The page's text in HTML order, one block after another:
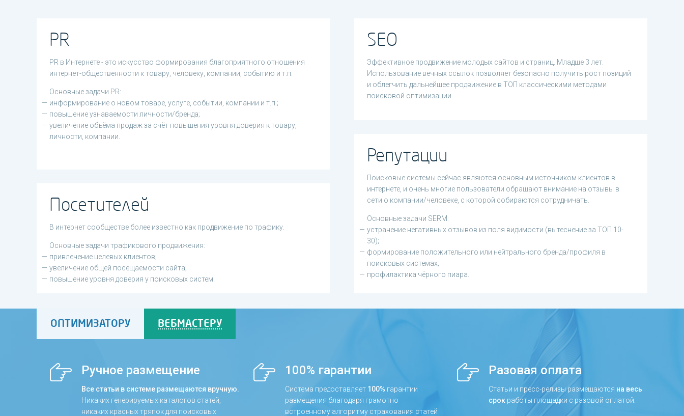
PR
PR в Интернете - это искусство формирования благоприятного отношения
интернет-общественности к товару, человеку, компании, событию и т.п.
Основные задачи PR:
информирование о новом товаре, услуге, событии, компании и т.п.;
повышение узнаваемости личности/бренда;
увеличение объёма продаж за счёт повышения уровня доверия к товару,
личности, компании.
SEO
Эффективное продвижение молодых сайтов и страниц. Младше 3 лет.
Использование вечных ссылок позволяет безопасно получить рост позиций
и облегчить дальнейшее продвижение в ТОП классическими методами
поисковой оптимизации.
Посетителей
В интернет сообществе более известно как продвижение по трафику.
Основные задачи трафикового продвижения:
привлечение целевых клиентов;
увеличение общей посещаемости сайта;
повышение уровня доверия у поисковых систем.
Репутации
Поисковые системы сейчас являются основным источником клиентов в
интернете, и очень многие пользователи обращают внимание на отзывы в
сети о компании/человеке, с которой собираются сотрудничать.
Основные задачи SERM:
устранение негативных отзывов из поля видимости (вытеснение за ТОП 10-
30);
формирование положительного или нейтрального бренда/профиля в
поисковых системах;
профилактика чёрного пиара.
ОПТИМИЗАТОРУ ВЕБМАСТЕРУ
Ручное размещение
Все статьи в системе размещаются вручную.
Никаких генерируемых каталогов статей,
никаких красных тряпок для поисковых
100% гарантии
Система предоставляет 100% гарантии
размещения благодаря грамотно
встроенному алгоритму страхования статей
Разовая оплата
Статьи и пресс-релизы размещаются на весь
срокработы площадки с разовой оплатой.